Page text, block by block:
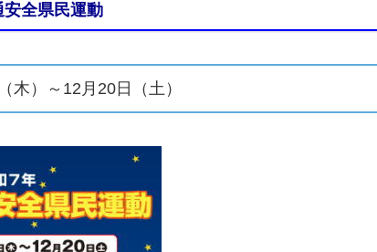
全県民運動
木）～12月20日（土）